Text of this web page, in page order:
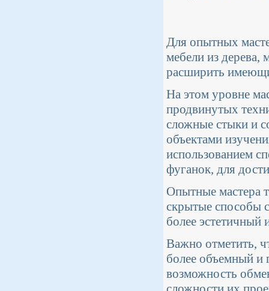
Для опытных
мебели из дерева,
расширить
На этом уровне
продвинутых
сложные стыки и
объектами
использованием
фуганок, для
Опытные мастера
скрытые способы
более
Важно отметить,
более объемный и
возможность